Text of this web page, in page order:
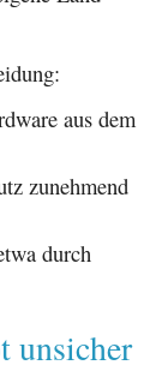
aus dem
zunehmend
durch
unsicher